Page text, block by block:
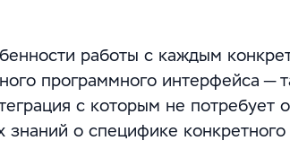
работы с каждым
программного интерфейса —
с которым не потребует
о специфике конкретного